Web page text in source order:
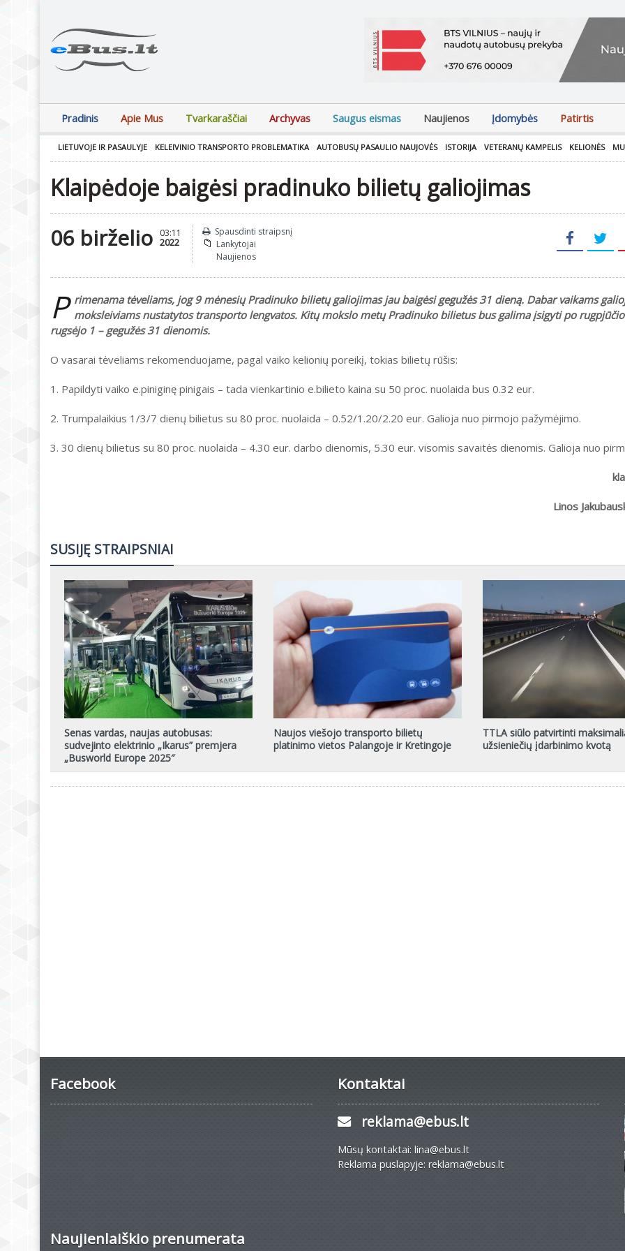
Pradinis Apie Mus Tvarkaraščiai Archyvas Saugus eismas Naujienos Įdomybės Patirtis
LIETUVOJE IR PASAULYJE KELEIVINIO TRANSPORTO PROBLEMATIKA AUTOBUSŲ PASAULIO NAUJOVĖS ISTORIJA VETERANŲ KAMPELIS KELIONĖS
Klaipėdoje baigėsi pradinuko bilietų galiojimas
06 birželio 03:11
2022
Spausdinti straipsnį
Lankytojai
Naujienos
P rimenama tėveliams, jog 9 mėnesių Pradinuko bilietų galiojimas jau baigėsi gegužės 31 dieną. Dabar vaikams
moksleiviams nustatytos transporto lengvatos. Kitų mokslo metų Pradinuko bilietus bus galima įsigyti po
rugsėjo 1 – gegužės 31 dienomis.
O vasarai tėveliams rekomenduojame, pagal vaiko kelionių poreikį, tokias bilietų rūšis:
1. Papildyti vaiko e.piniginę pinigais – tada vienkartinio e.bilieto kaina su 50 proc. nuolaida bus 0.32 eur.
2. Trumpalaikius 1/3/7 dienų bilietus su 80 proc. nuolaida – 0.52/1.20/2.20 eur. Galioja nuo pirmojo pažymėjimo.
3. 30 dienų bilietus su 80 proc. nuolaida – 4.30 eur. darbo dienomis, 5.30 eur. visomis savaitės dienomis. Galioja nuo
Linos
SUSIJĘ STRAIPSNIAI
Senas vardas, naujas autobusas:
sudvejinto elektrinio „Ikarus” premjera
„Busworld Europe 2025″
Naujos viešojo transporto bilietų
platinimo vietos Palangoje ir Kretingoje
TTLA siūlo patvirtinti
užsieniečių įdarbinimo kvotą
Facebook Kontaktai
reklama@ebus.lt
Mūsų kontaktai: lina@ebus.lt
Reklama puslapyje: reklama@ebus.lt
Naujienlaiškio prenumerata